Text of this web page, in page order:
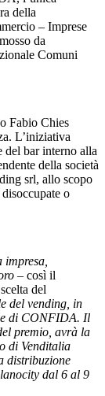
della
– Imprese
da
Comuni
Fabio Chies
L’iniziativa
del bar interno alla
della società
srl, allo scopo
o
impresa,
– così il
del
del vending, in
di CONFIDA. Il
premio, avrà la
di Venditalia
distribuzione
dal 6 al 9